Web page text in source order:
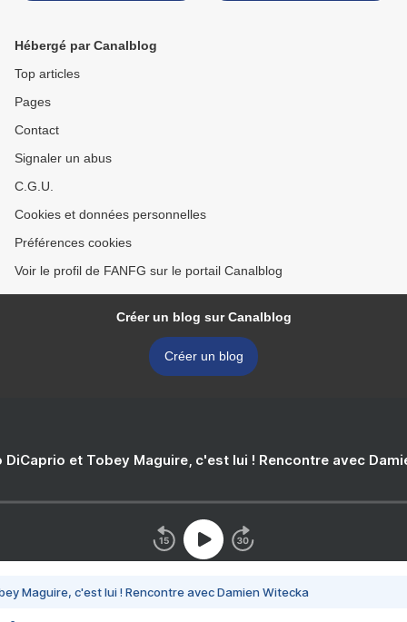
Hébergé par Canalblog
Top articles
Pages
Contact
Signaler un abus
C.G.U.
Cookies et données personnelles
Préférences cookies
Voir le profil de FANFG sur le portail Canalblog
Créer un blog sur Canalblog
Créer un blog
DiCaprio et Tobey Maguire, c'est lui ! Rencontre avec
Maguire, c'est lui ! Rencontre avec Damien Witecka